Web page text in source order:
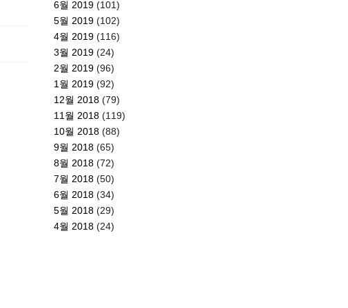
6월 2019 (101)
5월 2019 (102)
4월 2019 (116)
3월 2019 (24)
2월 2019 (96)
1월 2019 (92)
12월 2018 (79)
11월 2018 (119)
10월 2018 (88)
9월 2018 (65)
8월 2018 (72)
7월 2018 (50)
6월 2018 (34)
5월 2018 (29)
4월 2018 (24)